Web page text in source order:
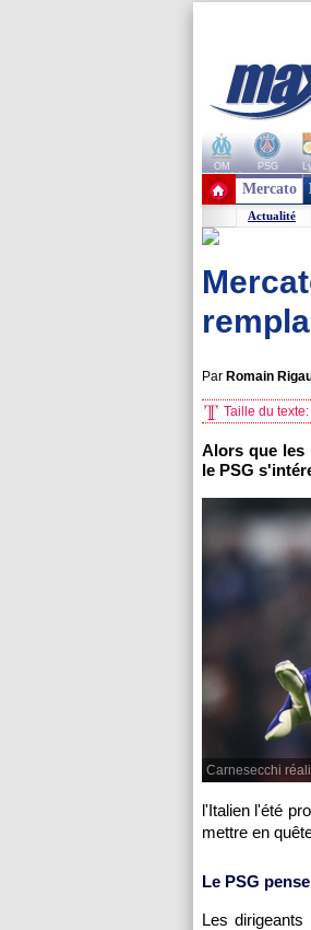
OM PSG
+ de clubs
Mercato
Actualité
Par Romain
Taille du texte:
Alors que les
le PSG
Carnesecchi
l'Italien l'été
mettre en
Le PSG
Les